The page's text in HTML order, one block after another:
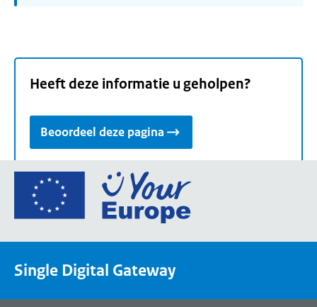
Heeft deze informatie u geholpen?
Beoordeel deze pagina
Ga
de
een
Single Digital Gateway